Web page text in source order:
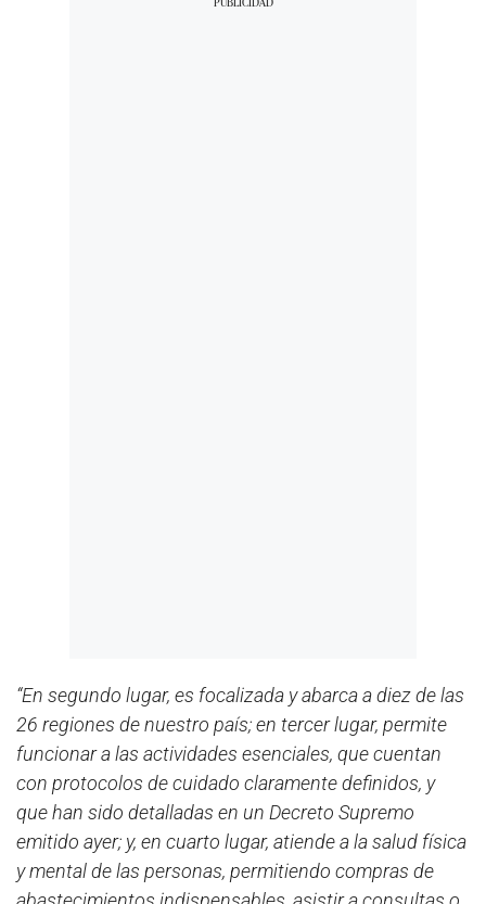
“En segundo lugar, es focalizada y abarca a diez de las
26 regiones de nuestro país; en tercer lugar, permite
funcionar a las actividades esenciales, que cuentan
con protocolos de cuidado claramente definidos, y
que han sido detalladas en un Decreto Supremo
emitido ayer; y, en cuarto lugar, atiende a la salud física
y mental de las personas, permitiendo compras de